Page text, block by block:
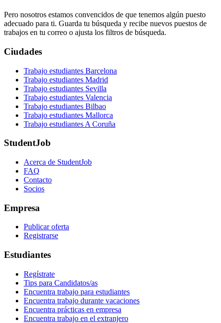
Pero nosotros estamos convencidos de que tenemos algún puesto
adecuado para ti. Guarda tu búsqueda y recibe nuevos puestos de
trabajos en tu correo o ajusta los filtros de búsqueda.
Ciudades
Trabajo estudiantes Barcelona
Trabajo estudiantes Madrid
Trabajo estudiantes Sevilla
Trabajo estudiantes Valencia
Trabajo estudiantes Bilbao
Trabajo estudiantes Mallorca
Trabajo estudiantes A Coruña
StudentJob
Acerca de StudentJob
FAQ
Contacto
Socios
Empresa
Publicar oferta
Registrarse
Estudiantes
Regístrate
Tips para Candidatos/as
Encuentra trabajo para estudiantes
Encuentra trabajo durante vacaciones
Encuentra prácticas en empresa
Encuentra trabajo en el extranjero